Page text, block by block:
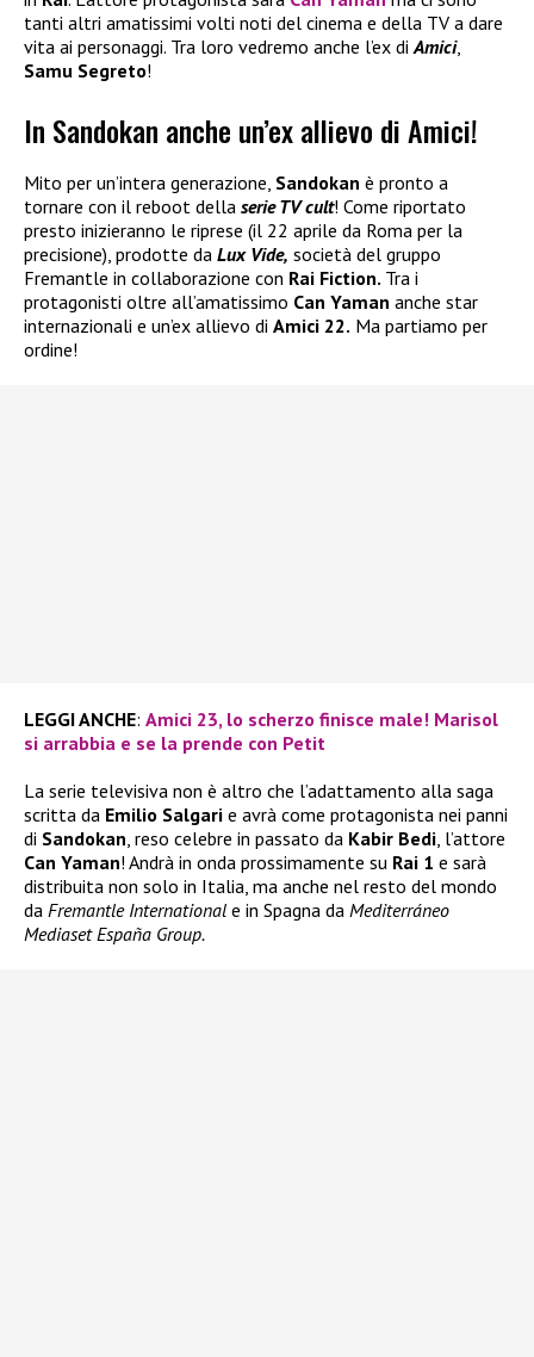
tanti altri amatissimi volti noti del cinema e della TV a dare
vita ai personaggi. Tra loro vedremo anche l’ex di Amici,
Samu Segreto!
In Sandokan anche un’ex allievo di Amici!
Mito per un’intera generazione, Sandokan è pronto a
tornare con il reboot della serie TV cult! Come riportato
presto inizieranno le riprese (il 22 aprile da Roma per la
precisione), prodotte da Lux Vide, società del gruppo
Fremantle in collaborazione con Rai Fiction. Tra i
protagonisti oltre all’amatissimo Can Yaman anche star
internazionali e un’ex allievo di Amici 22. Ma partiamo per
ordine!
LEGGI ANCHE: Amici 23, lo scherzo finisce male! Marisol
si arrabbia e se la prende con Petit
La serie televisiva non è altro che l’adattamento alla saga
scritta da Emilio Salgari e avrà come protagonista nei panni
di Sandokan, reso celebre in passato da Kabir Bedi, l’attore
Can Yaman! Andrà in onda prossimamente su Rai 1 e sarà
distribuita non solo in Italia, ma anche nel resto del mondo
da Fremantle International e in Spagna da Mediterráneo
Mediaset España Group.